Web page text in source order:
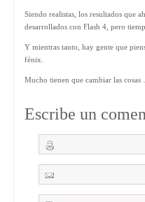
Siendo realistas, los resultados que
desarrollados con Flash 4, pero
Y mientras tanto, hay gente que
fénix.
Mucho tienen que cambiar las cosas
Escribe un